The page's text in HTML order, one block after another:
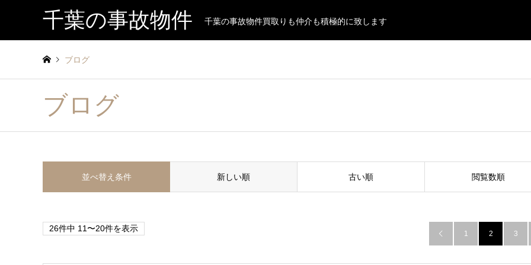
千葉の事故物件 千葉の事故物件買取りも仲介も積極的に致します
ブログ
ブログ
並べ替え条件 新しい順 古い順 閲覧数順
26件中 11〜20件を表示
 1 2 3